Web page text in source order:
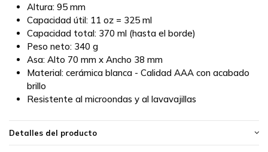
Altura: 95 mm
Capacidad útil: 11 oz = 325 ml
Capacidad total: 370 ml (hasta el borde)
Peso neto: 340 g
Asa: Alto 70 mm x Ancho 38 mm
Material: cerámica blanca - Calidad AAA con acabado
brillo
Resistente al microondas y al lavavajillas
Detalles del producto